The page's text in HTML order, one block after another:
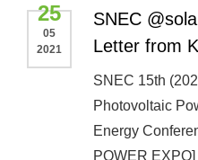
25
05
2021
SNEC
Letter from
SNEC 15th
Photovoltaic
Energy
POWER